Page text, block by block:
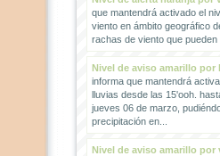
que mantendrá activado el
viento en ámbito geográfico
rachas de viento que pueden
Nivel de aviso amarillo por
informa que mantendrá
lluvias desde las 15'ooh.
jueves 06 de marzo,
precipitación en...
Nivel de aviso amarillo por